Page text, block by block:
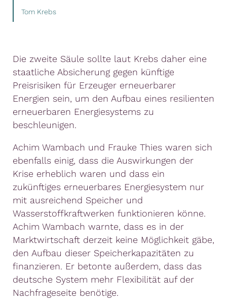
Tom Krebs
Die zweite Säule sollte laut Krebs daher eine
staatliche Absicherung gegen künftige
Preisrisiken für Erzeuger erneuerbarer
Energien sein, um den Aufbau eines resilienten
erneuerbaren Energiesystems zu
beschleunigen.
Achim Wambach und Frauke Thies waren sich
ebenfalls einig, dass die Auswirkungen der
Krise erheblich waren und dass ein
zukünftiges erneuerbares Energiesystem nur
mit ausreichend Speicher und
Wasserstoffkraftwerken funktionieren könne.
Achim Wambach warnte, dass es in der
Marktwirtschaft derzeit keine Möglichkeit gäbe,
den Aufbau dieser Speicherkapazitäten zu
finanzieren. Er betonte außerdem, dass das
deutsche System mehr Flexibilität auf der
Nachfrageseite benötige.